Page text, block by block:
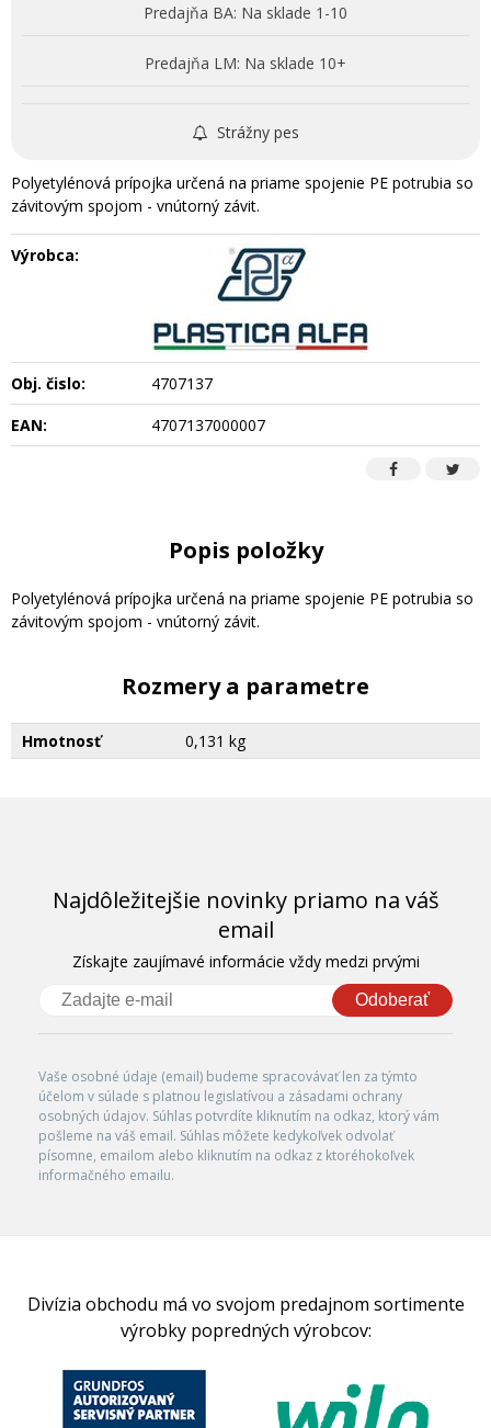
Predajňa BA: Na sklade 1-10
Predajňa LM: Na sklade 10+
Strážny pes
Polyetylénová prípojka určená na priame spojenie PE potrubia so
závitovým spojom - vnútorný závit.
Výrobca:
Obj. čislo:
4707137
EAN:
4707137000007
Popis položky
Polyetylénová prípojka určená na priame spojenie PE potrubia so
závitovým spojom - vnútorný závit.
Rozmery a parametre
Hmotnosť 0,131 kg
Najdôležitejšie novinky priamo na váš
email
Získajte zaujímavé informácie vždy medzi prvými
Odoberať
Vaše osobné údaje (email) budeme spracovávať len za týmto
účelom v súlade s platnou legislatívou a zásadami ochrany
osobných údajov. Súhlas potvrdíte kliknutím na odkaz, ktorý vám
pošleme na váš email. Súhlas môžete kedykoľvek odvolať
písomne, emailom alebo kliknutím na odkaz z ktoréhokoľvek
informačného emailu.
Divízia obchodu má vo svojom predajnom sortimente
výrobky popredných výrobcov: